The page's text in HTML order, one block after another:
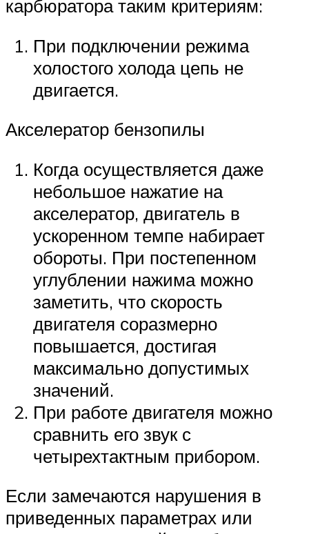
карбюратора таким критериям:
При подключении режима
холостого холода цепь не
двигается.
Акселератор бензопилы
Когда осуществляется даже
небольшое нажатие на
акселератор, двигатель в
ускоренном темпе набирает
обороты. При постепенном
углублении нажима можно
заметить, что скорость
двигателя соразмерно
повышается, достигая
максимально допустимых
значений.
При работе двигателя можно
сравнить его звук с
четырехтактным прибором.
Если замечаются нарушения в
приведенных параметрах или